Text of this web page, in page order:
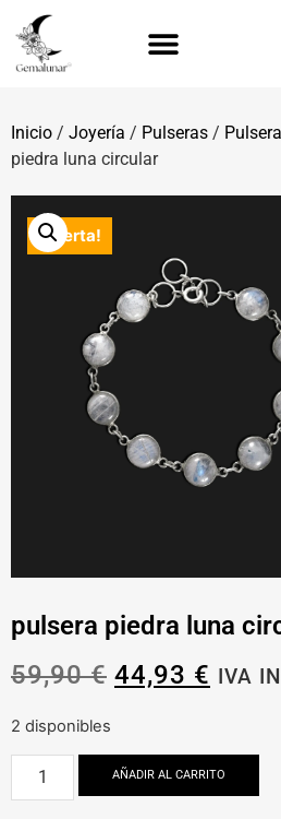
Inicio / Joyería / Pulseras /
piedra luna circular
¡Oferta!
pulsera piedra luna
59,90€ 44,93 € IVA
2 disponibles
AÑADIR AL CARRITO